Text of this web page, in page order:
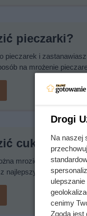
pieczarki?
pieczarek i
na mrożenie
cukinię?
mrozić? Oczywiście,
najlepszy sposób na
Drogi
Na naszej
cenimy
Zgoda jest